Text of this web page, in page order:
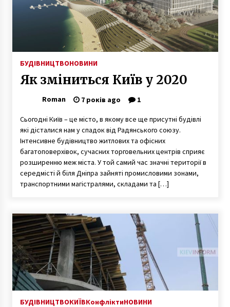
3 роки ago
Масштабний мітинг перевізників у Києві:
водії вимагають дозволити перевезення
6 років ago
Кличко пообіцяв до кінця року відкрити
одну станцію метро на Виноградар
5 років ago
Можно ли предотвратить аллергические
реакции?
4 роки ago
Брат голови Окружного адмінсуду Києва
Вовка вийшов з в’язниці під заставу у 7,6 млн
грн
В центрі Києва дівчину взяли в заручники.
Поліція затримала злочинців
6 років ago
БУДІВНИЦТВОНОВИНИ
Як зміниться Київ у 2020
Roman 7 років ago 1
Сьогодні Київ – це місто, в якому все ще присутнi будiвлi
якi дісталися нам у спадок від Радянського союзу.
Інтенсивне будівництво житлових та офісних
багатоповерхівок, сучасних торговельних центрів сприяє
розширенню меж міста. У той самий час значні території в
середмісті й біля Дніпра зайняті промисловими зонами,
транспортними магістралями, складами та […]
БУДІВНИЦТВОКИЇВКонфліктиНОВИНИ